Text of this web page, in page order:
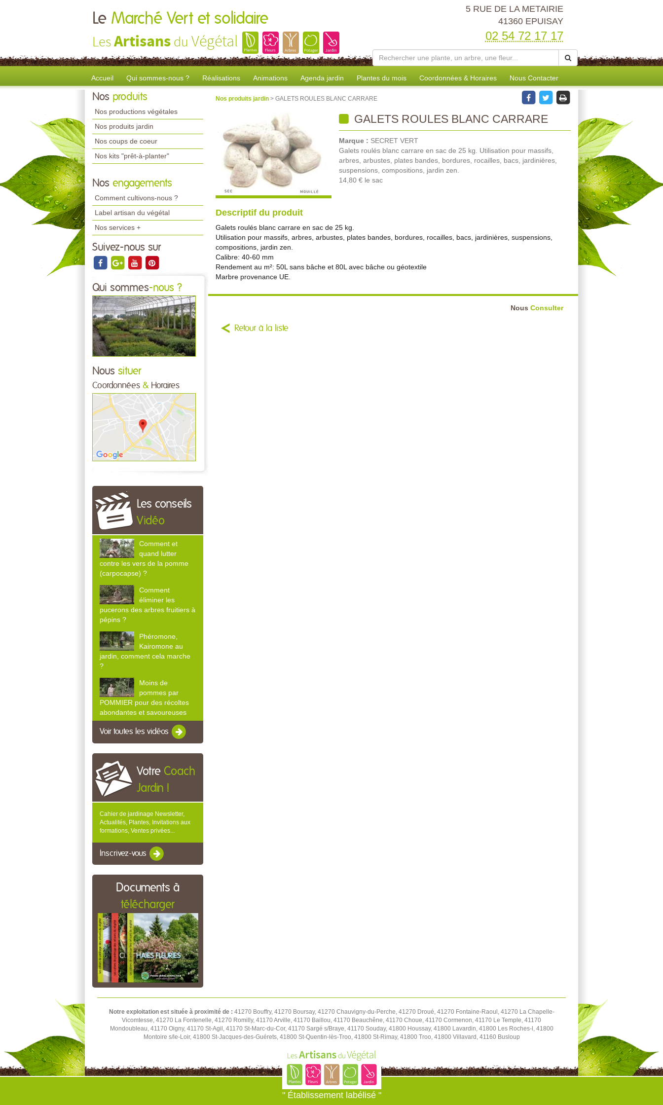
Le Marché Vert et solidaire
LesArtisans du Végétal
5 RUE DE LA METAIRIE
41360 EPUISAY
02 54 72 17 17
Accueil Qui sommes-nous ? Réalisations Animations Agenda jardin Plantes du mois Coordonnées & Horaires Nous Contacter
Nos produits
Nos productions végétales
Nos produits jardin
Nos coups de coeur
Nos kits "prêt-à-planter"
Nos engagements
Comment cultivons-nous ?
Label artisan du végétal
Nos services +
Suivez-nous sur
Qui sommes-nous ?
Nous situer
Coordonnées & Horaires
Les conseils
Vidéo
Comment et
quand lutter
contre les vers de la pomme
(carpocapse) ?
Comment
éliminer les
pucerons des arbres fruitiers à
pépins ?
Phéromone,
Kairomone au
jardin, comment cela marche
?
Moins de
pommes par
POMMIER pour des récoltes
abondantes et savoureuses
Voir toutes les vidéos
Votre Coach
Jardin !
Cahier de jardinage Newsletter,
Actualités, Plantes, Invitations aux
formations, Ventes privées...
Inscrivez-vous
Documents à
télécharger
Nos produits jardin > GALETS ROULES BLANC CARRARE
GALETS ROULES BLANC CARRARE
Marque : SECRET VERT
Galets roulés blanc carrare en sac de 25 kg. Utilisation pour massifs,
arbres, arbustes, plates bandes, bordures, rocailles, bacs, jardinières,
suspensions, compositions, jardin zen.
14,80 € le sac
Descriptif du produit
Galets roulés blanc carrare en sac de 25 kg.
Utilisation pour massifs, arbres, arbustes, plates bandes, bordures, rocailles, bacs, jardinières, suspensions,
compositions, jardin zen.
Calibre: 40-60 mm
Rendement au m²: 50L sans bâche et 80L avec bâche ou géotextile
Marbre provenance UE.
Nous Consulter
Retour à la liste
Notre exploitation est située à proximité de : 41270 Bouffry, 41270 Boursay, 41270 Chauvigny-du-Perche, 41270 Droué, 41270 Fontaine-Raoul, 41270 La Chapelle-
Vicomtesse, 41270 La Fontenelle, 41270 Romilly, 41170 Arville, 41170 Baillou, 41170 Beauchêne, 41170 Choue, 41170 Cormenon, 41170 Le Temple, 41170
Mondoubleau, 41170 Oigny, 41170 St-Agil, 41170 St-Marc-du-Cor, 41170 Sargé s/Braye, 41170 Souday, 41800 Houssay, 41800 Lavardin, 41800 Les Roches-l, 41800
Montoire s/le-Loir, 41800 St-Jacques-des-Guérets, 41800 St-Quentin-lès-Troo, 41800 St-Rimay, 41800 Troo, 41800 Villavard, 41160 Busloup
" Établissement labélisé "